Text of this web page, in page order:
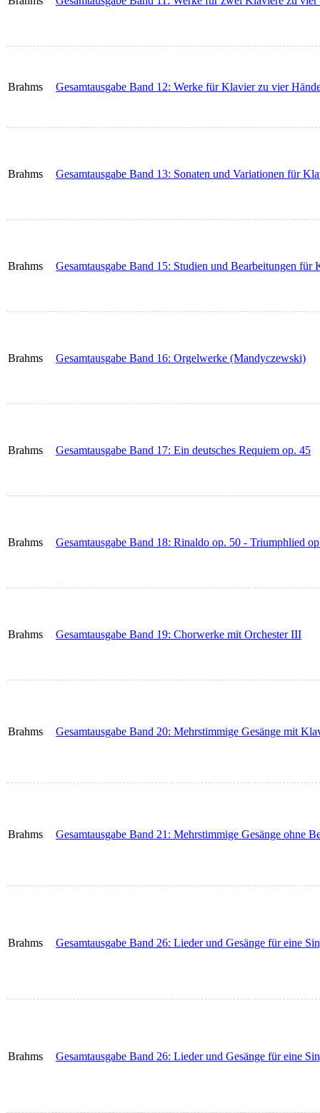
Brahms Gesamtausgabe Band 12: Werke für Klavier zu vier
Brahms Gesamtausgabe Band 13: Sonaten und Variationen für
Brahms Gesamtausgabe Band 15: Studien und Bearbeitungen für
Brahms Gesamtausgabe Band 16: Orgelwerke (Mandyczewski)
Brahms Gesamtausgabe Band 17: Ein deutsches Requiem op. 45
Brahms Gesamtausgabe Band 18: Rinaldo op. 50 - Triumphlied
Brahms Gesamtausgabe Band 19: Chorwerke mit Orchester III
Brahms Gesamtausgabe Band 20: Mehrstimmige Gesänge mit
Brahms Gesamtausgabe Band 21: Mehrstimmige Gesänge ohne
Brahms Gesamtausgabe Band 26: Lieder und Gesänge für eine
Brahms Gesamtausgabe Band 26: Lieder und Gesänge für eine